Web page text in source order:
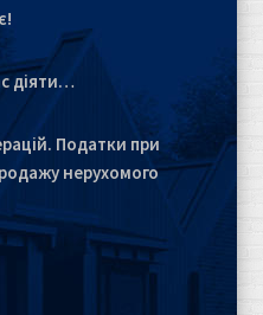
діяти…
Податки при
нерухомого